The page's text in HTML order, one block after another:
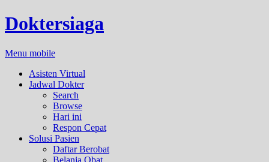
Doktersiaga
Menu mobile
Asisten Virtual
Jadwal Dokter
Search
Browse
Hari ini
Respon Cepat
Solusi Pasien
Daftar Berobat
Belanja Obat